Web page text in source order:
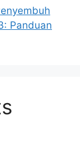
Panduan